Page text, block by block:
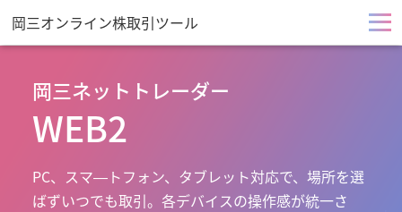
岡三オンライン株取引ツール メ
岡三ネットトレーダー
WEB2
PC、スマ―トフォン、タブレット対応で、場所を選
ばずいつでも取引。 各デバイスの操作感が統一さ